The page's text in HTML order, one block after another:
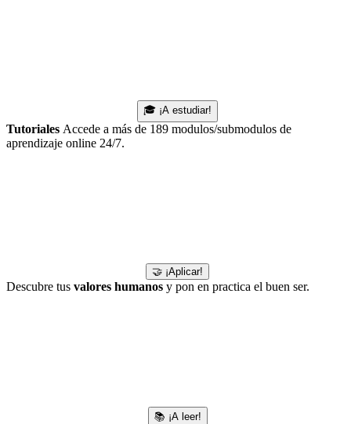
🎓 ¡A estudiar!
Tutoriales Accede a más de 189 modulos/submodulos de
aprendizaje online 24/7.
🤝 ¡Aplicar!
Descubre tus valores humanos y pon en practica el buen ser.
📚 ¡A leer!